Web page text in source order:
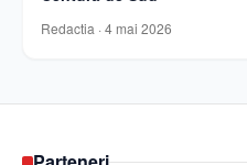
Redactia · 4 mai 2026